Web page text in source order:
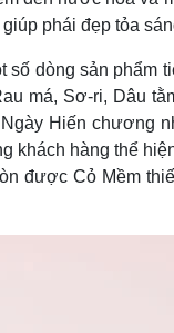
phái đẹp tỏa
số dòng sản phẩm
má, Sơ-ri, Dâu
Hiến chương
khách hàng thể
được Cỏ Mềm